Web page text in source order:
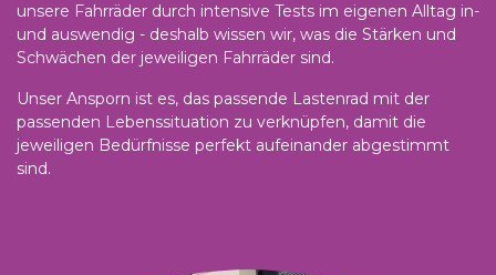
unsere Fahrräder durch intensive Tests im eigenen Alltag in-
und auswendig - deshalb wissen wir, was die Stärken und
Schwächen der jeweiligen Fahrräder sind.
Unser Ansporn ist es, das passende Lastenrad mit der
passenden Lebenssituation zu verknüpfen, damit die
jeweiligen Bedürfnisse perfekt aufeinander abgestimmt
sind.